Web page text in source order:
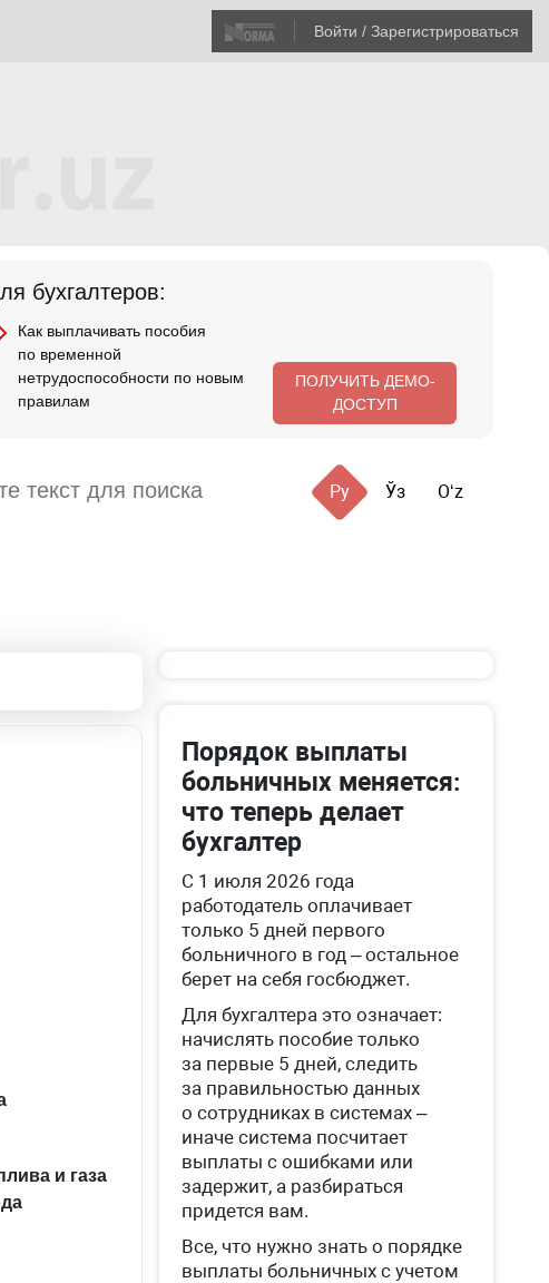
Войти / Зарегистрироваться
бухгалтеров:
Как выплачивать пособия
по временной
нетрудоспособности по новым
правилам
ПОЛУЧИТЬ ДЕМО-
ДОСТУП
Ру Ўз Oʻz
и газа
Порядок выплаты
больничных меняется:
что теперь делает
бухгалтер
С 1 июля 2026 года
работодатель оплачивает
только 5 дней первого
больничного в год – остальное
берет на себя госбюджет.
Для бухгалтера это означает:
начислять пособие только
за первые 5 дней, следить
за правильностью данных
о сотрудниках в системах –
иначе система посчитает
выплаты с ошибками или
задержит, а разбираться
придется вам.
Все, что нужно знать о порядке
выплаты больничных с учетом